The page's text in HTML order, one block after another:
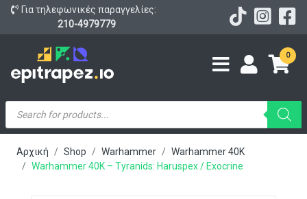
Για τηλεφωνικές παραγγελίες:
210-4979779
0
Products
search
Αρχική Shop Warhammer
Warhammer 40K
Warhammer 40K – Tyranids: Haruspex / Exocrine